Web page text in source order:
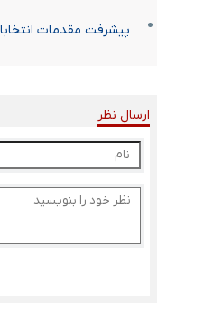
پیشرفت مقدمات
ارسال نظر